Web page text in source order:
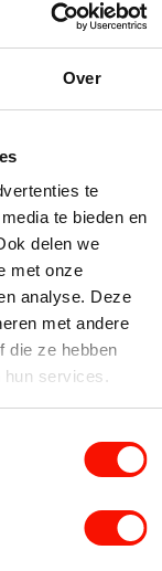
Over
te
te bieden en
delen we
met onze
analyse. Deze
met andere
die ze hebben
services.